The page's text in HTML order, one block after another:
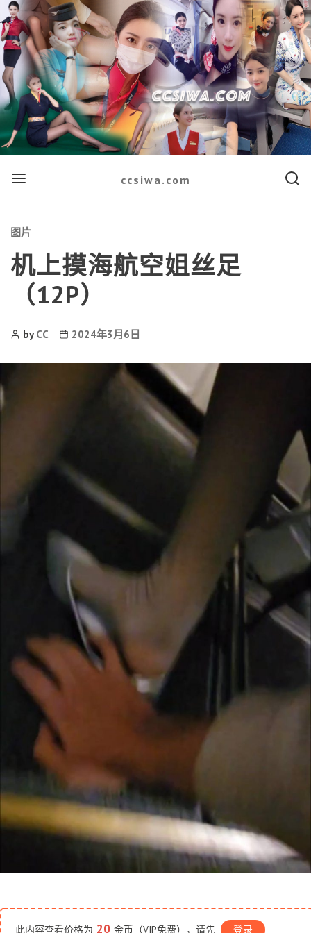
Menu ccsiwa.com Search
Categories
图片
机上摸海航空姐丝足
（12P）
PostbyCC
Post2024年3月6日
此内容查看价格为 20 金币（VIP免费），请先 登录